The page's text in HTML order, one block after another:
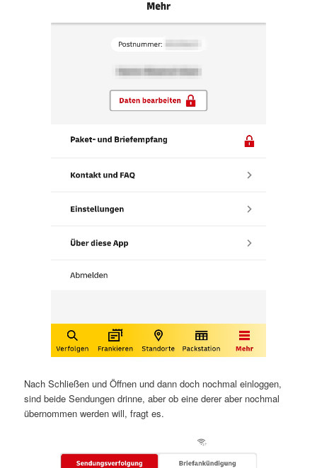
Nach Schließen und Öffnen und dann doch nochmal einloggen,
sind beide Sendungen drinne, aber ob eine derer aber nochmal
übernommen werden will, fragt es.